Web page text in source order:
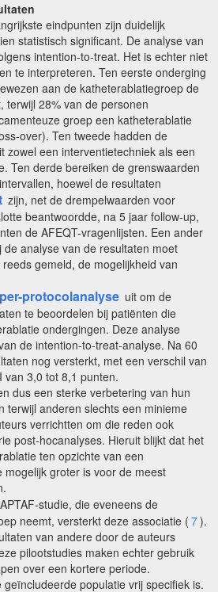
eindpunten zijn duidelijk
statistisch significant. De analyse van
intention-to-treat. Het is echter niet
te interpreteren. Ten eerste onderging
aan de katheterablatiegroep de
terwijl 28% van de personen
groep een katheterablatie
over). Ten tweede hadden de
zowel een interventietechniek als een
Ten derde bereiken de grenswaarden
hoewel de resultaten
zijn, net de drempelwaarden voor
beantwoordde, na 5 jaar follow-up,
de AFEQT-vragenlijsten. Een ander
analyse van de resultaten moet
gemeld, de mogelijkheid van
per-protocolanalyse uit om de
te beoordelen bij patiënten die
ondergingen. Deze analyse
de intention-to-treat-analyse. Na 60
nog versterkt, met een verschil van
van 3,0 tot 8,1 punten.
dus een sterke verbetering van hun
terwijl anderen slechts een minieme
verrichtten om die reden ook
post-hocanalyses. Hieruit blijkt dat het
ten opzichte van een
mogelijk groter is voor de meest
studie, die eveneens de
neemt, versterkt deze associatie ( 7).
van andere door de auteurs
pilootstudies maken echter gebruik
over een kortere periode.
populatie vrij specifiek is.